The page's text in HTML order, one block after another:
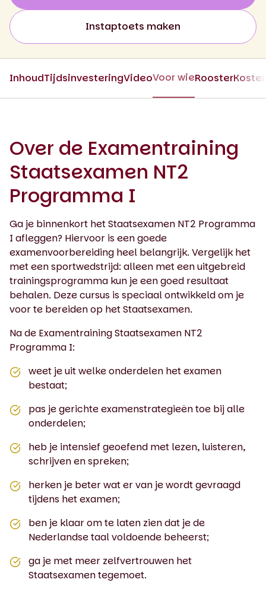
Instaptoets maken
InhoudTijdsinvesteringVideoVoor wieRooster
Over de Examentraining
Staatsexamen NT2
Programma I
Ga je binnenkort het Staatsexamen NT2 Programma
I afleggen? Hiervoor is een goede
examenvoorbereiding heel belangrijk. Vergelijk het
met een sportwedstrijd: alleen met een uitgebreid
trainingsprogramma kun je een goed resultaat
behalen. Deze cursus is speciaal ontwikkeld om je
voor te bereiden op het Staatsexamen.
Na de Examentraining Staatsexamen NT2
Programma I:
weet je uit welke onderdelen het examen
bestaat;
pas je gerichte examenstrategieën toe bij alle
onderdelen;
heb je intensief geoefend met lezen, luisteren,
schrijven en spreken;
herken je beter wat er van je wordt gevraagd
tijdens het examen;
ben je klaar om te laten zien dat je de
Nederlandse taal voldoende beheerst;
ga je met meer zelfvertrouwen het
Staatsexamen tegemoet.